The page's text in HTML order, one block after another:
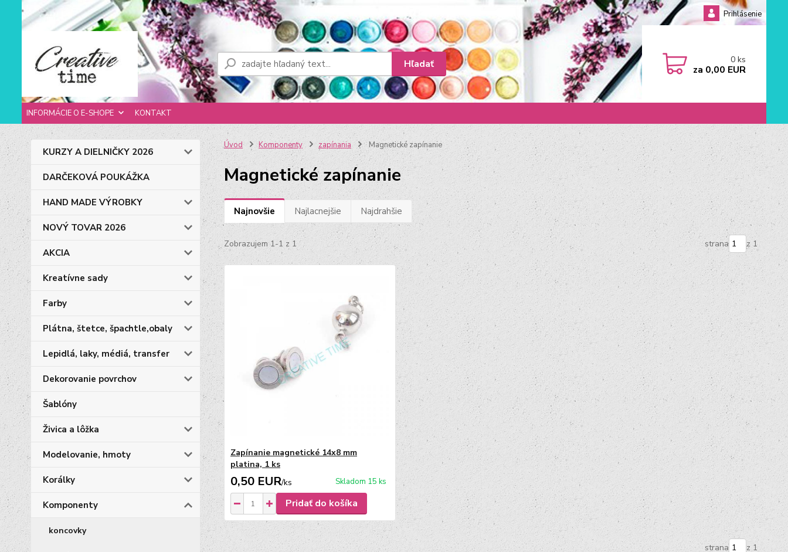
INFORMÁCIE O E-SHOPE KONTAKT
Prihlásenie
Hľadať 0ks
za 0,00 EUR
KURZY A DIELNIČKY 2026
DARČEKOVÁ POUKÁŽKA
HAND MADE VÝROBKY
NOVÝ TOVAR 2026
AKCIA
Kreatívne sady
Farby
Plátna, štetce, špachtle,obaly
Lepidlá, laky, médiá, transfer
Dekorovanie povrchov
Šablóny
Živica a lôžka
Modelovanie, hmoty
Korálky
Komponenty
koncovky
Úvod Komponenty zapínania Magnetické zapínanie
Magnetické zapínanie
Najnovšie Najlacnejšie Najdrahšie
Zobrazujem 1-1 z 1 strana z 1
Zapínanie magnetické 14x8 mm
platina, 1 ks
0,50 EUR/ks Skladom 15 ks
Pridať do košíka
strana z 1